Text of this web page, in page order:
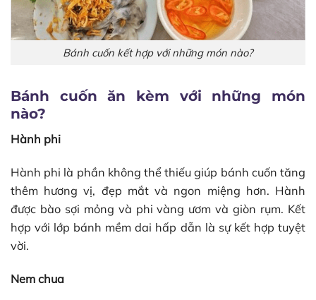
Bánh cuốn kết hợp với những món nào?
Bánh cuốn ăn kèm với những món
nào?
Hành phi
Hành phi là phần không thể thiếu giúp bánh cuốn tăng
thêm hương vị, đẹp mắt và ngon miệng hơn. Hành
được bào sợi mỏng và phi vàng ươm và giòn rụm. Kết
hợp với lớp bánh mềm dai hấp dẫn là sự kết hợp tuyệt
vời.
Nem chua